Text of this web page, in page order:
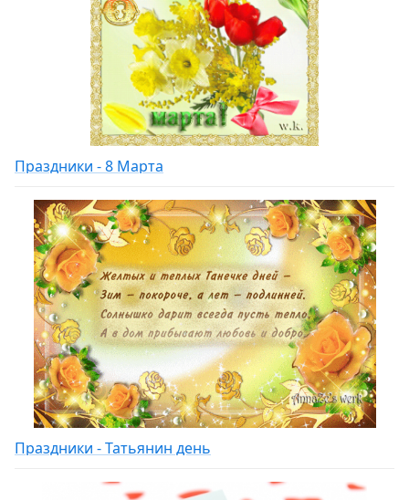
Праздники - 8 Марта
Праздники - Татьянин день